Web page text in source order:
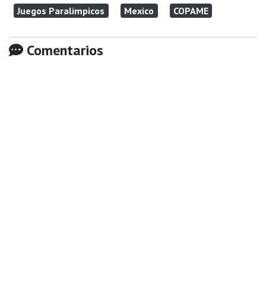
Juegos Paralimpicos Mexico COPAME
Comentarios